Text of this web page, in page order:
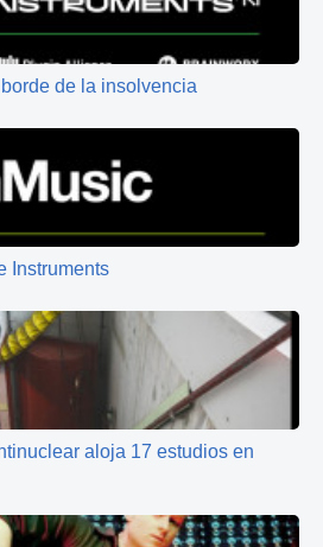
de la insolvencia
Instruments
aloja 17 estudios en